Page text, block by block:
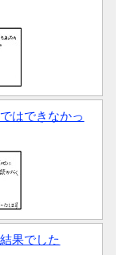
はできなかっ
果でした